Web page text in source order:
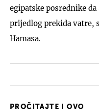
egipatske posrednike
prijedlog prekida vatre,
Hamasa.
PROČITAJTE I OVO